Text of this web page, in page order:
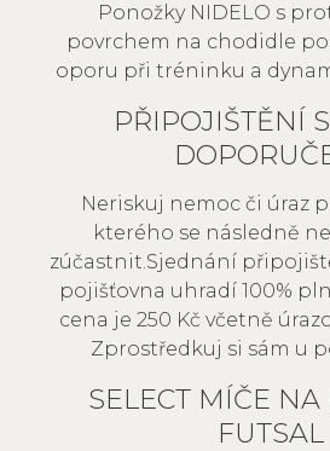
Ponožky NIDELO s
povrchem na chodidle
oporu při tréninku a
PŘIPOJIŠTĚNÍ
Neriskuj nemoc či úraz
kterého se následně
zúčastnit.Sjednání
pojišťovna uhradí 100%
cena je 250 Kč včetně
Zprostředkuj si sám u
SELECT MÍČE NA
FUTSAL